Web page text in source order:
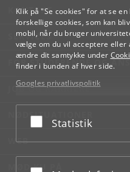
Klik på "Se cookies" for at se
forskellige cookies, som kan
mobil, når du bruger
vælge om du vil acceptere eller
ændre dit samtykke under
finder i bunden af hver side.
Googles privatlivspolitik
Acceptér eller afslå
Statistik
KONTAKT
SERVICES
FOR STUDERENDE OG
JOB OG KARRIERE
NØDSITUATIONER
WEB
MØD KU PÅ